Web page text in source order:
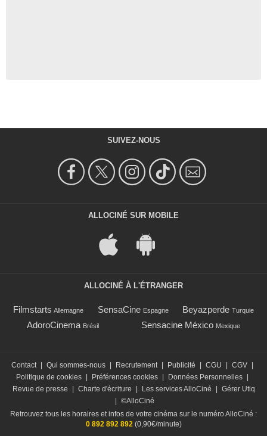
SUIVEZ-NOUS
ALLOCINÉ SUR MOBILE
ALLOCINÉ À L'ÉTRANGER
Filmstarts Allemagne SensaCine Espagne Beyazperde Turquie
AdoroCinema Brésil Sensacine México Mexique
Contact Qui sommes-nous Recrutement Publicité CGU CGV
Politique de cookies
Préférences cookies Données Personnelles
Revue de presse
Charte d'écriture Les services AlloCiné
Gérer Utiq
©AlloCiné
Retrouvez tous les horaires et infos de votre cinéma sur le numéro AlloCiné :
0 892 892 892(0,90€/minute)